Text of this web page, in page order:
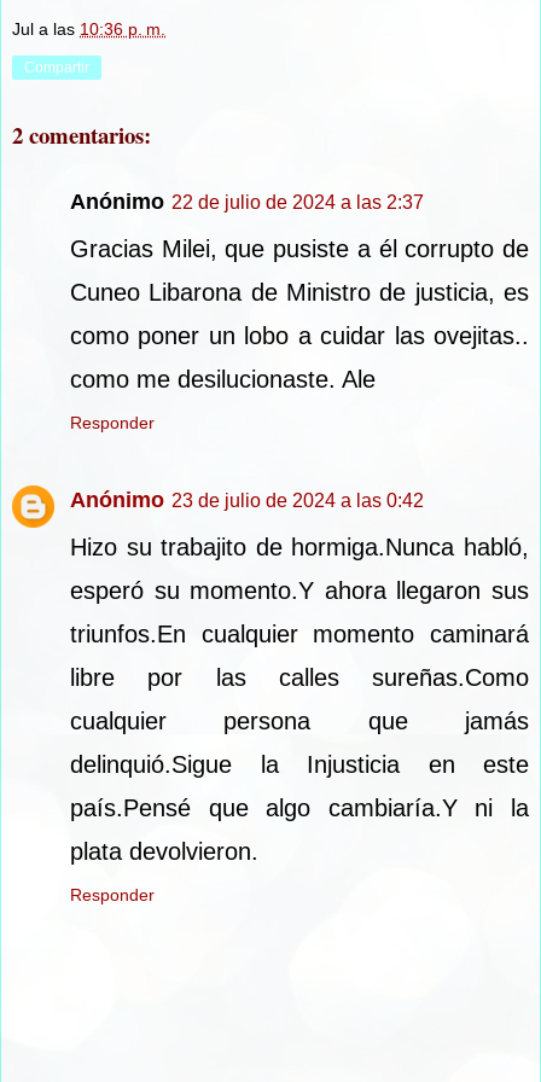
Jul a las 10:36 p. m.
Compartir
2 comentarios:
Anónimo 22 de julio de 2024 a las 2:37
Gracias Milei, que pusiste a él corrupto de
Cuneo Libarona de Ministro de justicia, es
como poner un lobo a cuidar las ovejitas..
como me desilucionaste. Ale
Responder
Anónimo 23 de julio de 2024 a las 0:42
Hizo su trabajito de hormiga.Nunca habló,
esperó su momento.Y ahora llegaron sus
triunfos.En cualquier momento caminará
libre por las calles sureñas.Como
cualquier persona que jamás
delinquió.Sigue la Injusticia en este
país.Pensé que algo cambiaría.Y ni la
plata devolvieron.
Responder